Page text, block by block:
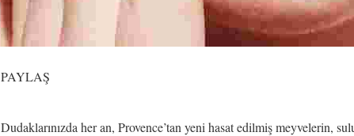
PAYLAŞ
Dudaklarınızda her an, Provence’tan yeni hasat edilmiş meyvelerin,